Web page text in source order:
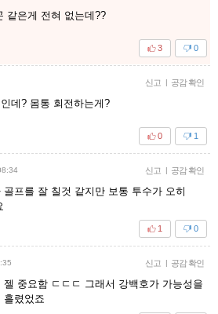
같은게 전혀 없는데??
0
3
신고 | 공감 확인
데? 몸통 회전하는게?
1
0
신고 | 공감 확인
골프를 잘 칠것 같지만 보통 투수가 오히
0
1
신고 | 공감 확인
젤 중요함 ㄷㄷㄷ 그래서 강백호가 가능성을
흘렸었죠